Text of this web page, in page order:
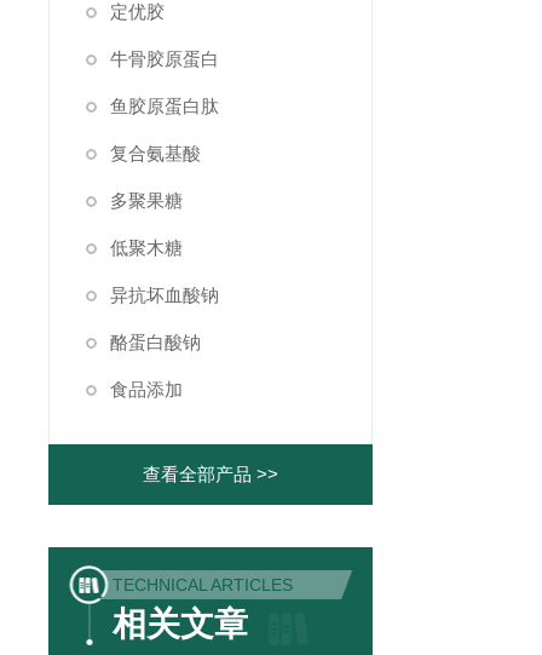
定优胶
牛骨胶原蛋白
鱼胶原蛋白肽
复合氨基酸
多聚果糖
低聚木糖
异抗坏血酸钠
酪蛋白酸钠
食品添加
查看全部产品 >>
TECHNICAL ARTICLES
相关文章